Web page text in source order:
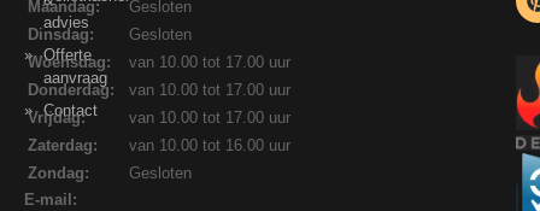
advies
Offerte
aanvraag
Contact
Maandag:
Gesloten
Dinsdag:
Gesloten
Woensdag:
van 10.00 tot 17.00 uur
Donderdag:
van 10.00 tot 17.00 uur
Vrijdag:
van 10.00 tot 17.00 uur
Zaterdag:
van 10.00 tot 16.00 uur
Zondag:
Gesloten
E-mail: